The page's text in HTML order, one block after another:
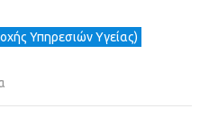
Υπηρεσιών Υγείας)